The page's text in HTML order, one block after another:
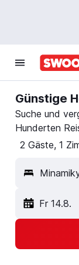
Günstige
Suche und
Hunderten
2 Gäste, 1
Fr 14.8.